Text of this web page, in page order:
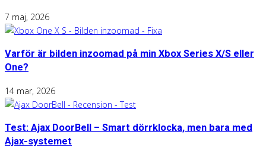
7 maj, 2026
Varför är bilden inzoomad på min Xbox Series X/S eller
One?
14 mar, 2026
Test: Ajax DoorBell – Smart dörrklocka, men bara med
Ajax-systemet